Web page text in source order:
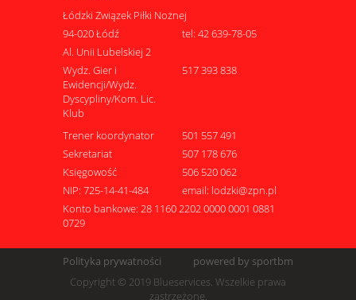
Łódzki Związek Piłki Nożnej
94-020 Łódź
tel: 42 639-78-05
Al. Unii Lubelskiej 2
Wydz. Gier i
Ewidencji/Wydz.
Dyscypliny/Kom. Lic.
Klub
517 393 838
Trener koordynator
501 557 491
Sekretariat
507 178 676
Księgowość
506 520 062
NIP: 725-14-41-484
email: lodzki@zpn.pl
Konto bankowe: 28 1160 2202 0000 0001 0881
0729
Polityka prywatności
powered by sportbm
Copyright © 2019 Blueservices. Wszelkie prawa
zastrzeżone.